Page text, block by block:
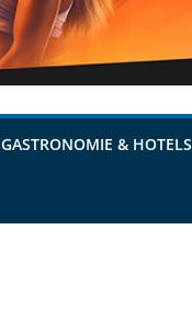
GASTRONOMIE & HOTELS